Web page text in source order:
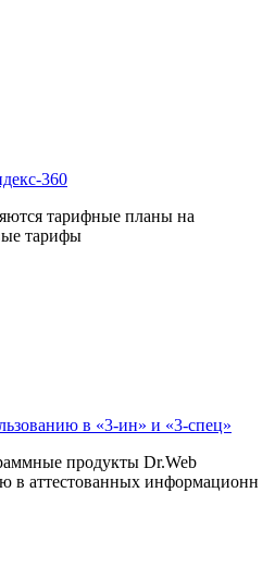
360
тарифные планы на
тарифы
в «3-ин» и «3-спец»
продукты Dr.Web
в аттестованных информационн